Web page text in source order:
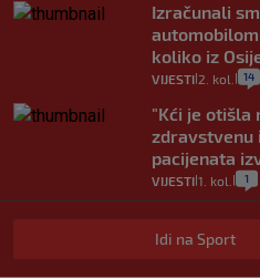
Izračunali
koliko iz
VIJESTI 2. kol. 14
"Kći je otišla
zdravstvenu
pacijenata
VIJESTI 1. kol. 1
Provjerili
Plenković na
se dogodilo
Idi na Sport